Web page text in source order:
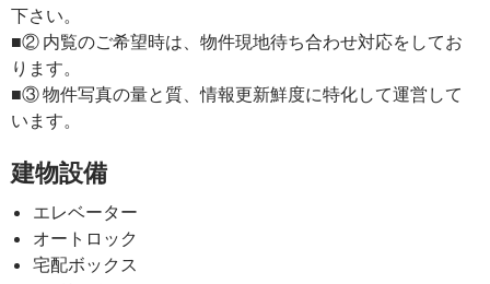
下さい。
■② 内覧のご希望時は、物件現地待ち合わせ対応をしてお
ります。
■③ 物件写真の量と質、情報更新鮮度に特化して運営して
います。
建物設備
エレベーター
オートロック
宅配ボックス